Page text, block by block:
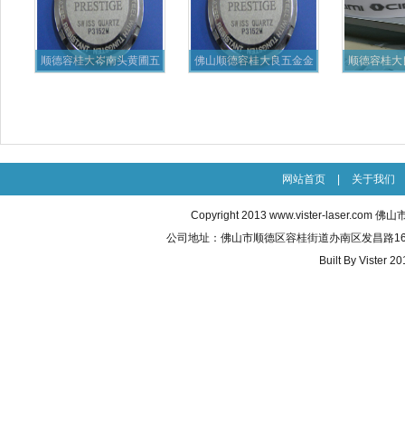
顺德容桂大岑南头黄圃五
佛山顺德容桂大良五金金
顺德容桂
网站首页 关于我们
Copyright 2013 www.vister-laser.com 佛山
公司地址：佛山市顺德区容桂街道办南区发昌路
Built By Vister